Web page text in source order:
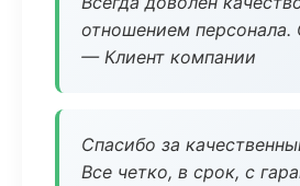
отношением персонала.
— Клиент компании
Спасибо за
Все четко, в срок, с